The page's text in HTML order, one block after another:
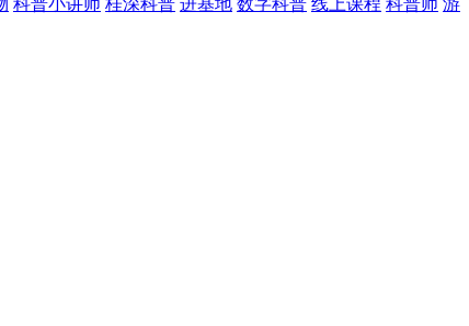
科普小讲师 桂深科普 进基地 数字科普 线上课程 科普师 游